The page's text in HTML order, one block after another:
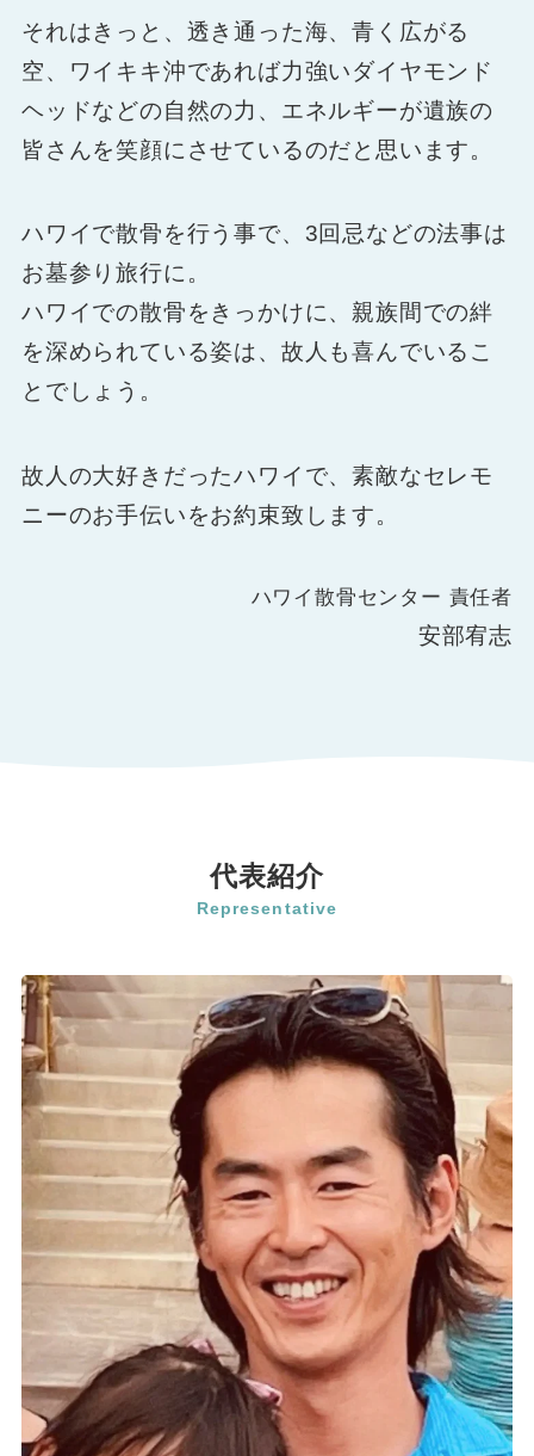
それはきっと、透き通った海、青く広がる
空、ワイキキ沖であれば力強いダイヤモンド
ヘッドなどの自然の力、エネルギーが遺族の
皆さんを笑顔にさせているのだと思います。
ハワイで散骨を行う事で、3回忌などの法事は
お墓参り旅行に。
ハワイでの散骨をきっかけに、親族間での絆
を深められている姿は、故人も喜んでいるこ
とでしょう。
故人の大好きだったハワイで、素敵なセレモ
ニーのお手伝いをお約束致します。
ハワイ散骨センター 責任者
安部宥志
代表紹介
Representative